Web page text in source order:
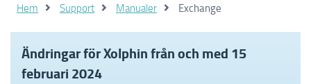
Hem Support Manualer Exchange
Ändringar för Xolphin från och med 15
februari 2024